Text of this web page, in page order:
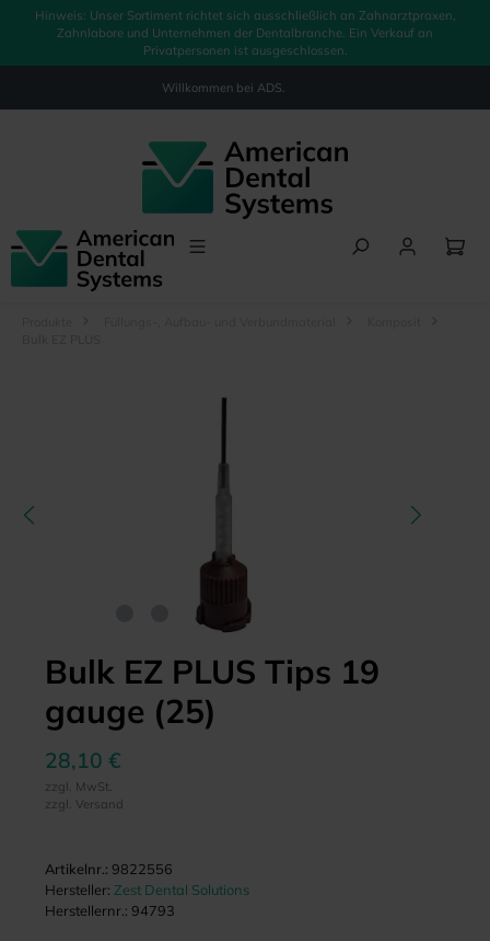
springen
Hinweis: Unser Sortiment richtet sich ausschließlich an Zahnarztpraxen,
Zahnlabore und Unternehmen der Dentalbranche. Ein Verkauf an
Privatpersonen ist ausgeschlossen.
Willkommen bei ADS.
Bulk EZ PLUS Tips 19
gauge (25)
28,10 €
zzgl. MwSt.
zzgl. Versand
Artikelnr.: 9822556
Hersteller: Zest Dental Solutions
Herstellernr.: 94793